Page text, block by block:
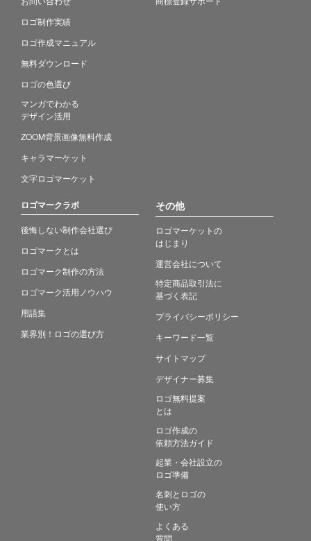
ロゴ制作実績
ロゴ作成マニュアル
無料ダウンロード
ロゴの色選び
マンガでわかる
デザイン活用
ZOOM背景画像無料作成
キャラマーケット
文字ロゴマーケット
ロゴマークラボ
後悔しない制作会社選び
ロゴマークとは
ロゴマーク制作の方法
ロゴマーク活用ノウハウ
用語集
業界別！ロゴの選び方
その他
ロゴマーケットの
はじまり
運営会社について
特定商品取引法に
基づく表記
プライバシーポリシー
キーワード一覧
サイトマップ
デザイナー募集
ロゴ無料提案
とは
ロゴ作成の
依頼方法ガイド
起業・会社設立の
ロゴ準備
名刺とロゴの
使い方
よくある
質問